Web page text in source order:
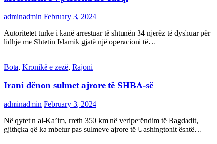
adminadmin February 3, 2024
Autoritetet turke i kanë arrestuar të shtunën 34 njerëz të dyshuar për
lidhje me Shtetin Islamik gjatë një operacioni të…
Bota, Kronikë e zezë, Rajoni
Irani dënon sulmet ajrore të SHBA-së
adminadmin February 3, 2024
Në qytetin al-Ka’im, rreth 350 km në veriperëndim të Bagdadit,
gjithçka që ka mbetur pas sulmeve ajrore të Uashingtonit është…